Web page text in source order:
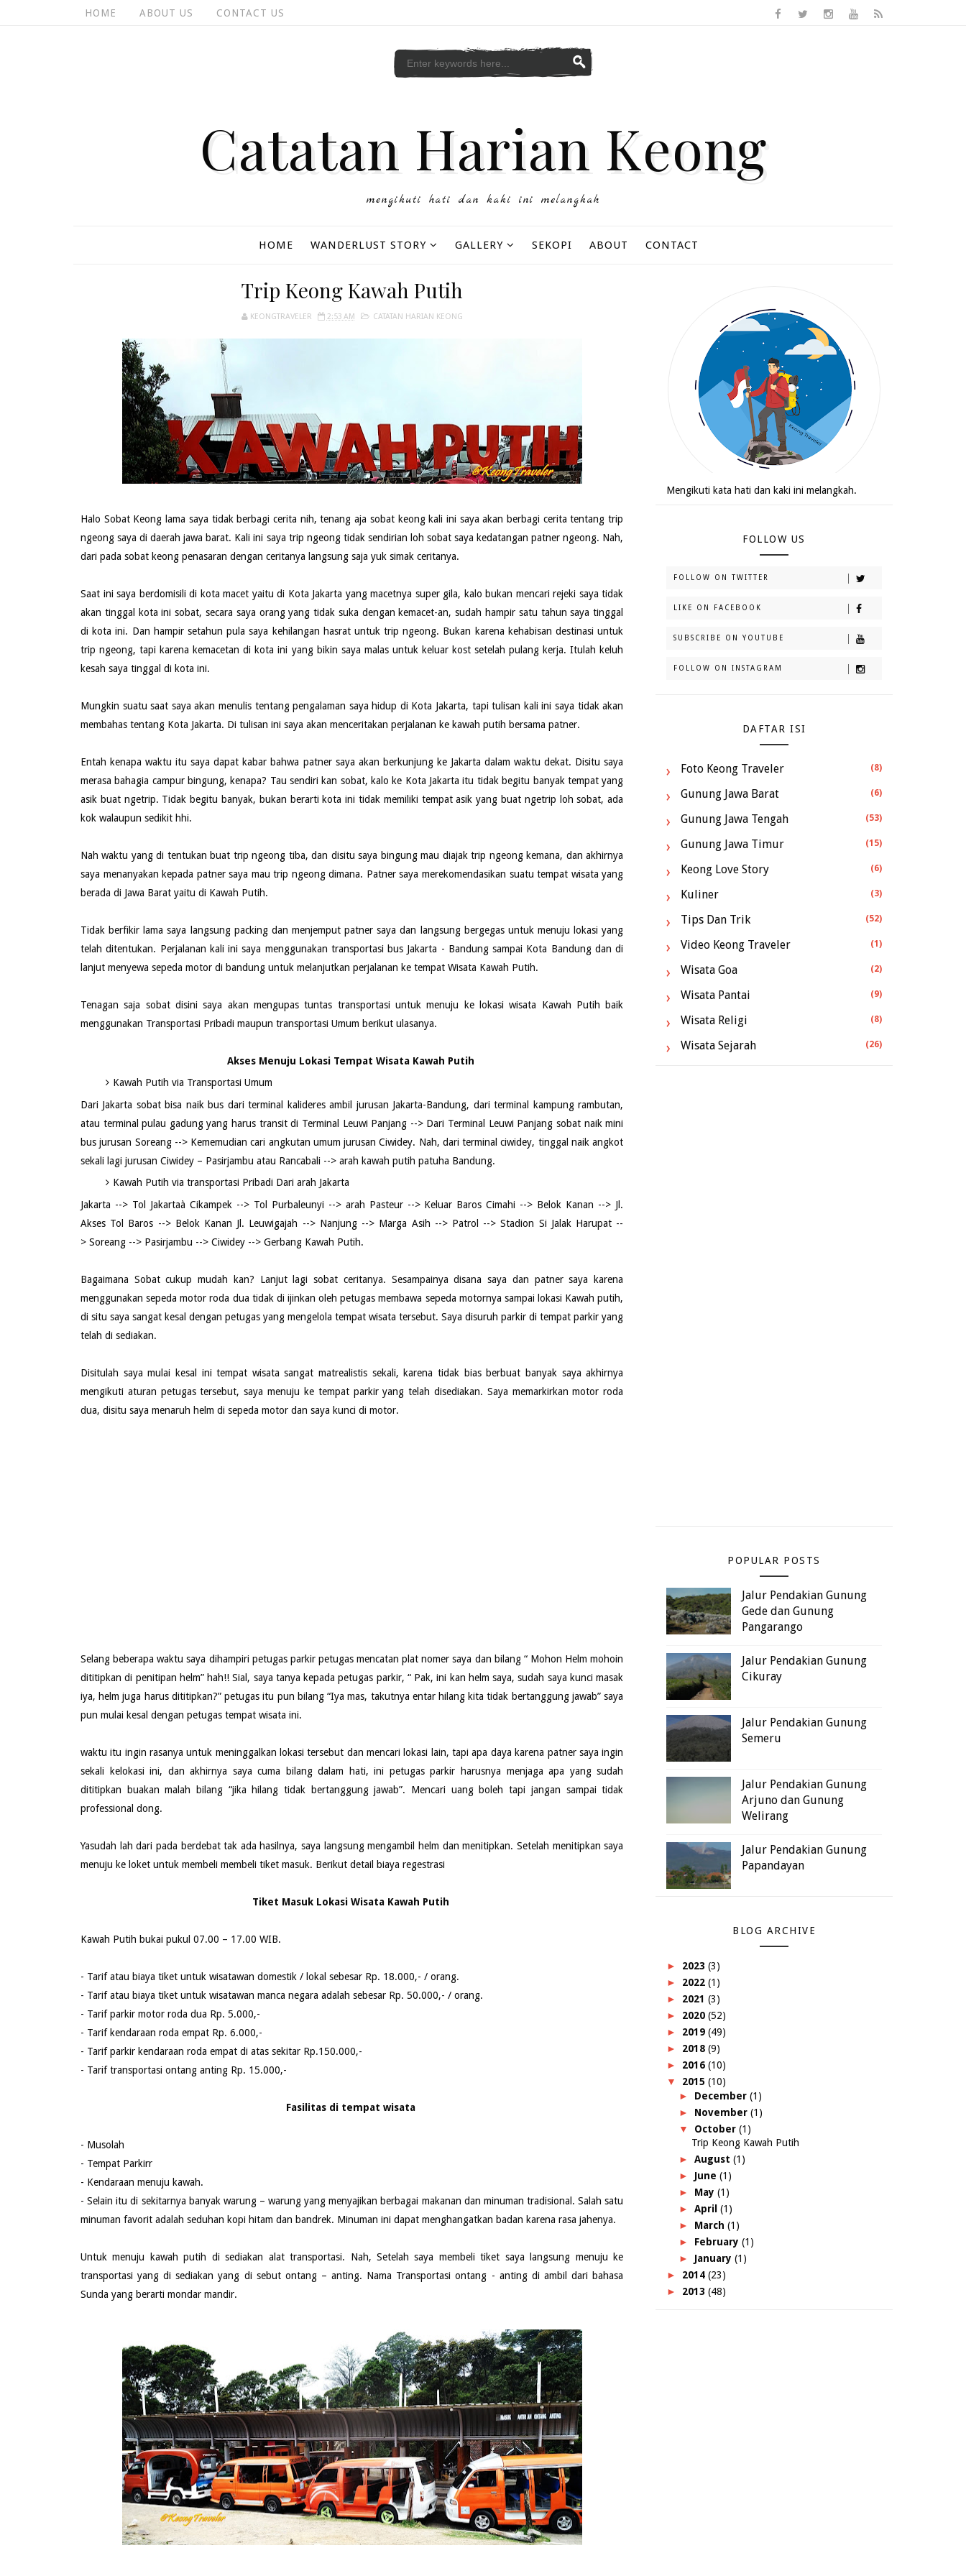
HOME ABOUT US CONTACT US
Catatan Harian Keong
mengikuti hati dan kaki ini melangkah
HOME WANDERLUST STORY GALLERY SEKOPI ABOUT CONTACT
Trip Keong Kawah Putih
KEONGTRAVELER 2:53 AM CATATAN HARIAN KEONG
Halo Sobat Keong lama saya tidak berbagi cerita nih, tenang aja sobat keong kali ini saya akan berbagi cerita tentang trip
ngeong saya di daerah jawa barat. Kali ini saya trip ngeong tidak sendirian loh sobat saya kedatangan patner ngeong. Nah,
dari pada sobat keong penasaran dengan ceritanya langsung saja yuk simak ceritanya.
Saat ini saya berdomisili di kota macet yaitu di Kota Jakarta yang macetnya super gila, kalo bukan mencari rejeki saya tidak
akan tinggal kota ini sobat, secara saya orang yang tidak suka dengan kemacet-an, sudah hampir satu tahun saya tinggal
di kota ini. Dan hampir setahun pula saya kehilangan hasrat untuk trip ngeong. Bukan karena kehabisan destinasi untuk
trip ngeong, tapi karena kemacetan di kota ini yang bikin saya malas untuk keluar kost setelah pulang kerja. Itulah keluh
kesah saya tinggal di kota ini.
Mungkin suatu saat saya akan menulis tentang pengalaman saya hidup di Kota Jakarta, tapi tulisan kali ini saya tidak akan
membahas tentang Kota Jakarta. Di tulisan ini saya akan menceritakan perjalanan ke kawah putih bersama patner.
Entah kenapa waktu itu saya dapat kabar bahwa patner saya akan berkunjung ke Jakarta dalam waktu dekat. Disitu saya
merasa bahagia campur bingung, kenapa? Tau sendiri kan sobat, kalo ke Kota Jakarta itu tidak begitu banyak tempat yang
asik buat ngetrip. Tidak begitu banyak, bukan berarti kota ini tidak memiliki tempat asik yang buat ngetrip loh sobat, ada
kok walaupun sedikit hhi.
Nah waktu yang di tentukan buat trip ngeong tiba, dan disitu saya bingung mau diajak trip ngeong kemana, dan akhirnya
saya menanyakan kepada patner saya mau trip ngeong dimana. Patner saya merekomendasikan suatu tempat wisata yang
berada di Jawa Barat yaitu di Kawah Putih.
Tidak berfikir lama saya langsung packing dan menjemput patner saya dan langsung bergegas untuk menuju lokasi yang
telah ditentukan. Perjalanan kali ini saya menggunakan transportasi bus Jakarta - Bandung sampai Kota Bandung dan di
lanjut menyewa sepeda motor di bandung untuk melanjutkan perjalanan ke tempat Wisata Kawah Putih.
Tenagan saja sobat disini saya akan mengupas tuntas transportasi untuk menuju ke lokasi wisata Kawah Putih baik
menggunakan Transportasi Pribadi maupun transportasi Umum berikut ulasanya.
Akses Menuju Lokasi Tempat Wisata Kawah Putih
Kawah Putih via Transportasi Umum
Dari Jakarta sobat bisa naik bus dari terminal kalideres ambil jurusan Jakarta-Bandung, dari terminal kampung rambutan,
atau terminal pulau gadung yang harus transit di Terminal Leuwi Panjang --> Dari Terminal Leuwi Panjang sobat naik mini
bus jurusan Soreang --> Kememudian cari angkutan umum jurusan Ciwidey. Nah, dari terminal ciwidey, tinggal naik angkot
sekali lagi jurusan Ciwidey – Pasirjambu atau Rancabali --> arah kawah putih patuha Bandung.
Kawah Putih via transportasi Pribadi Dari arah Jakarta
Jakarta --> Tol Jakartaà Cikampek --> Tol Purbaleunyi --> arah Pasteur --> Keluar Baros Cimahi --> Belok Kanan --> Jl.
Akses Tol Baros --> Belok Kanan Jl. Leuwigajah --> Nanjung --> Marga Asih --> Patrol --> Stadion Si Jalak Harupat --
> Soreang --> Pasirjambu --> Ciwidey --> Gerbang Kawah Putih.
Bagaimana Sobat cukup mudah kan? Lanjut lagi sobat ceritanya. Sesampainya disana saya dan patner saya karena
menggunakan sepeda motor roda dua tidak di ijinkan oleh petugas membawa sepeda motornya sampai lokasi Kawah putih,
di situ saya sangat kesal dengan petugas yang mengelola tempat wisata tersebut. Saya disuruh parkir di tempat parkir yang
telah di sediakan.
Disitulah saya mulai kesal ini tempat wisata sangat matrealistis sekali, karena tidak bias berbuat banyak saya akhirnya
mengikuti aturan petugas tersebut, saya menuju ke tempat parkir yang telah disediakan. Saya memarkirkan motor roda
dua, disitu saya menaruh helm di sepeda motor dan saya kunci di motor.
Selang beberapa waktu saya dihampiri petugas parkir petugas mencatan plat nomer saya dan bilang “ Mohon Helm mohoin
dititipkan di penitipan helm” hah!! Sial, saya tanya kepada petugas parkir, “ Pak, ini kan helm saya, sudah saya kunci masak
iya, helm juga harus dititipkan?” petugas itu pun bilang “Iya mas, takutnya entar hilang kita tidak bertanggung jawab” saya
pun mulai kesal dengan petugas tempat wisata ini.
waktu itu ingin rasanya untuk meninggalkan lokasi tersebut dan mencari lokasi lain, tapi apa daya karena patner saya ingin
sekali kelokasi ini, dan akhirnya saya cuma bilang dalam hati, ini petugas parkir harusnya menjaga apa yang sudah
dititipkan buakan malah bilang “jika hilang tidak bertanggung jawab”. Mencari uang boleh tapi jangan sampai tidak
professional dong.
Yasudah lah dari pada berdebat tak ada hasilnya, saya langsung mengambil helm dan menitipkan. Setelah menitipkan saya
menuju ke loket untuk membeli membeli tiket masuk. Berikut detail biaya regestrasi
Tiket Masuk Lokasi Wisata Kawah Putih
Kawah Putih bukai pukul 07.00 – 17.00 WIB.
- Tarif atau biaya tiket untuk wisatawan domestik / lokal sebesar Rp. 18.000,- / orang.
- Tarif atau biaya tiket untuk wisatawan manca negara adalah sebesar Rp. 50.000,- / orang.
- Tarif parkir motor roda dua Rp. 5.000,-
- Tarif kendaraan roda empat Rp. 6.000,-
- Tarif parkir kendaraan roda empat di atas sekitar Rp.150.000,-
- Tarif transportasi ontang anting Rp. 15.000,-
Fasilitas di tempat wisata
- Musolah
- Tempat Parkirr
- Kendaraan menuju kawah.
- Selain itu di sekitarnya banyak warung – warung yang menyajikan berbagai makanan dan minuman tradisional. Salah satu
minuman favorit adalah seduhan kopi hitam dan bandrek. Minuman ini dapat menghangatkan badan karena rasa jahenya.
Untuk menuju kawah putih di sediakan alat transportasi. Nah, Setelah saya membeli tiket saya langsung menuju ke
transportasi yang di sediakan yang di sebut ontang – anting. Nama Transportasi ontang - anting di ambil dari bahasa
Sunda yang berarti mondar mandir.
Mengikuti kata hati dan kaki ini melangkah.
FOLLOW US
FOLLOW ON TWITTER
LIKE ON FACEBOOK
SUBSCRIBE ON YOUTUBE
FOLLOW ON INSTAGRAM
DAFTAR ISI
Foto Keong Traveler (8)
Gunung Jawa Barat (6)
Gunung Jawa Tengah (53)
Gunung Jawa Timur (15)
Keong Love Story (6)
Kuliner (3)
Tips Dan Trik (52)
Video Keong Traveler (1)
Wisata Goa (2)
Wisata Pantai (9)
Wisata Religi (8)
Wisata Sejarah (26)
POPULAR POSTS
Jalur Pendakian Gunung
Gede dan Gunung
Pangarango
Jalur Pendakian Gunung
Cikuray
Jalur Pendakian Gunung
Semeru
Jalur Pendakian Gunung
Arjuno dan Gunung
Welirang
Jalur Pendakian Gunung
Papandayan
BLOG ARCHIVE
► 2023 (3)
► 2022 (1)
► 2021 (3)
► 2020 (52)
► 2019 (49)
► 2018 (9)
► 2016 (10)
▼ 2015 (10)
► December (1)
► November (1)
▼ October (1)
Trip Keong Kawah Putih
► August (1)
► June (1)
► May (1)
► April (1)
► March (1)
► February (1)
► January (1)
► 2014 (23)
► 2013 (48)